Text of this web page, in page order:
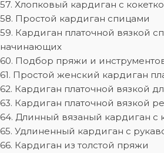
Хлопковый кардиган с
Простой кардиган спицами
Кардиган платочной вязкой
начинающих
Подбор пряжи и
Простой женский кардиган
Кардиган платочной вязкой
Кардиган платочной вязкой
Длинный вязаный кардиган
Удлиненный кардиган с
Кардиган из толстой пряжи